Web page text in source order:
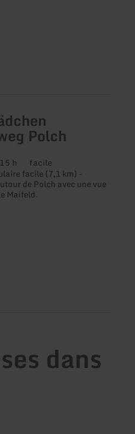
Polch
h Difficulté
:
facile
facile (7,1 km) -
de Polch avec une vue
Maifeld.
dans